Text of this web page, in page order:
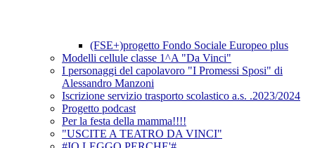
(FSE+)progetto Fondo Sociale Europeo plus
Modelli cellule classe 1^A "Da Vinci"
I personaggi del capolavoro "I Promessi Sposi" di
Alessandro Manzoni
Iscrizione servizio trasporto scolastico a.s. .2023/2024
Progetto podcast
Per la festa della mamma!!!!
"USCITE A TEATRO DA VINCI"